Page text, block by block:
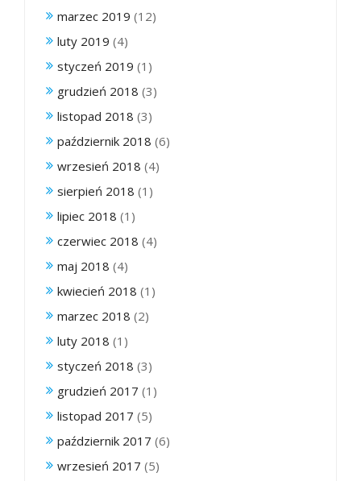
marzec 2019 (12)
luty 2019 (4)
styczeń 2019 (1)
grudzień 2018 (3)
listopad 2018 (3)
październik 2018 (6)
wrzesień 2018 (4)
sierpień 2018 (1)
lipiec 2018 (1)
czerwiec 2018 (4)
maj 2018 (4)
kwiecień 2018 (1)
marzec 2018 (2)
luty 2018 (1)
styczeń 2018 (3)
grudzień 2017 (1)
listopad 2017 (5)
październik 2017 (6)
wrzesień 2017 (5)